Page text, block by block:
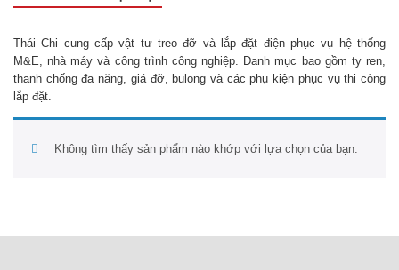
Thái Chi cung cấp vật tư treo đỡ và lắp đặt điện phục vụ hệ thống
M&E, nhà máy và công trình công nghiệp. Danh mục bao gồm ty ren,
thanh chống đa năng, giá đỡ, bulong và các phụ kiện phục vụ thi công
lắp đặt.
Không tìm thấy sản phẩm nào khớp với lựa chọn của bạn.